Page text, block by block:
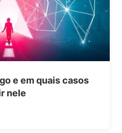
e em quais casos
nele